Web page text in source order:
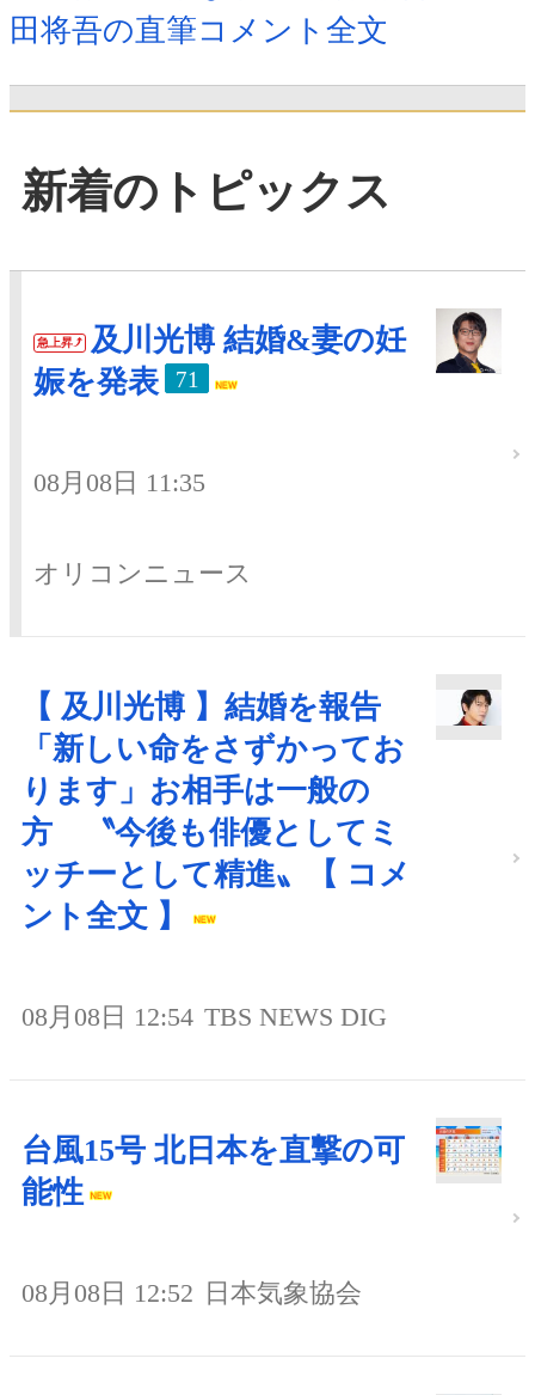
田将吾の直筆コメント全文
新着のトピックス
急上昇
及川光博 結婚&妻の妊
娠を発表
71
08月08日 11:35
オリコンニュース
【 及川光博 】結婚を報告
「新しい命をさずかってお
ります」お相手は一般の
方 〝今後も俳優としてミ
ッチーとして精進〟【 コメ
ント全文 】
08月08日 12:54 TBS NEWS DIG
台風15号 北日本を直撃の可
能性
08月08日 12:52 日本気象協会